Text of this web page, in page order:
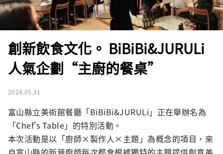
創新飲食文化。 BiBiBi&JURULi
人氣企劃“主廚的餐桌”
2024.05.31
富山縣立美術館餐廳「BiBiBi&JURULi」正在舉辦名為
「Chef's Table」的特別活動。
本次活動是以「廚師×製作人×主題」為概念的項目，來